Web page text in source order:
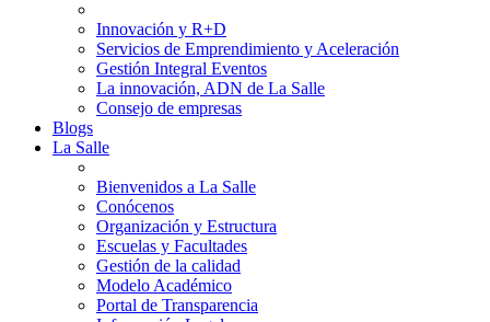
Innovación y R+D
Servicios de Emprendimiento y Aceleración
Gestión Integral Eventos
La innovación, ADN de La Salle
Consejo de empresas
Blogs
La Salle
Bienvenidos a La Salle
Conócenos
Organización y Estructura
Escuelas y Facultades
Gestión de la calidad
Modelo Académico
Portal de Transparencia